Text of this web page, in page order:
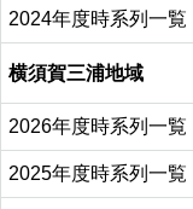
2024年度時系列一覧
横須賀三浦地域
2026年度時系列一覧
2025年度時系列一覧